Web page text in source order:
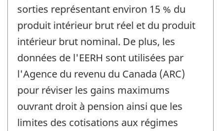
sorties représentant environ 15 % du
produit intérieur brut réel et du produit
intérieur brut nominal. De plus, les
données de l'EERH sont utilisées par
l'Agence du revenu du Canada (ARC)
pour réviser les gains maximums
ouvrant droit à pension ainsi que les
limites des cotisations aux régimes